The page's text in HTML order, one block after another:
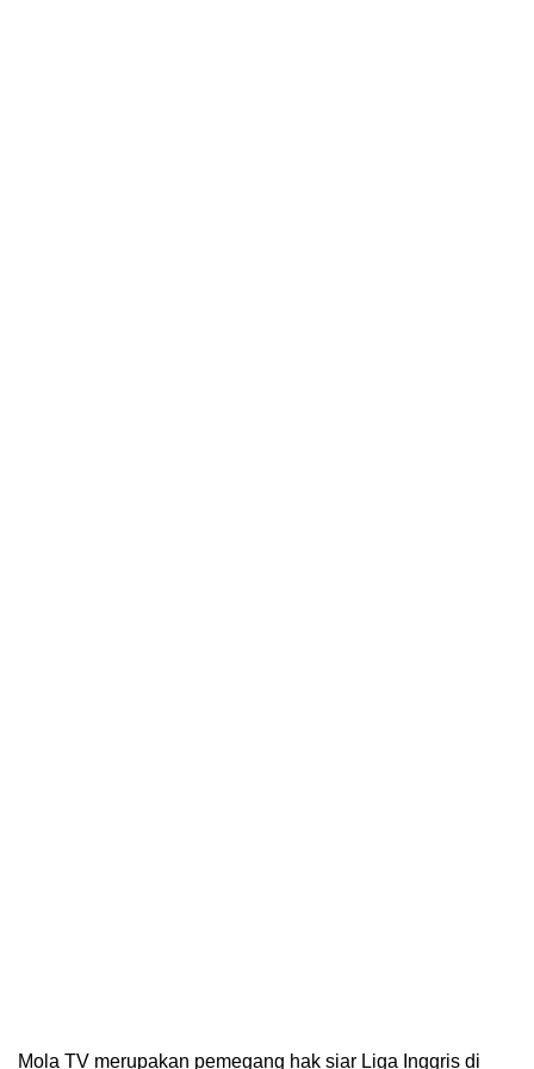
Mola TV merupakan pemegang hak siar Liga Inggris di